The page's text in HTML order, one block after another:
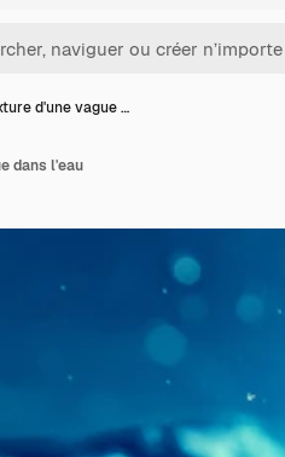
d'une vague …
dans l'eau